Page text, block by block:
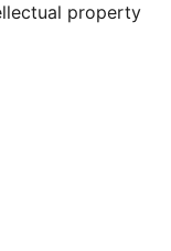
property